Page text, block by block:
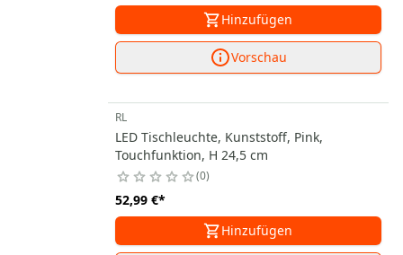
Hinzufügen
Vorschau
RL
LED Tischleuchte, Kunststoff, Pink,
Touchfunktion, H 24,5 cm
0
52,99 €*
Hinzufügen